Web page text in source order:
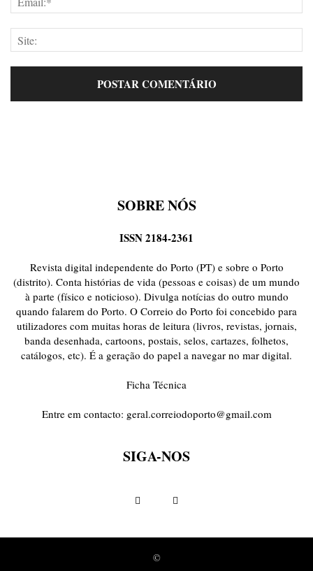
SOBRE NÓS
ISSN 2184-2361
Revista digital independente do Porto (PT) e sobre o Porto
(distrito). Conta histórias de vida (pessoas e coisas) de um mundo
à parte (físico e noticioso). Divulga notícias do outro mundo
quando falarem do Porto. O Correio do Porto foi concebido para
utilizadores com muitas horas de leitura (livros, revistas, jornais,
banda desenhada, cartoons, postais, selos, cartazes, folhetos,
catálogos, etc). É a geração do papel a navegar no mar digital.
Ficha Técnica
Entre em contacto: geral.correiodoporto@gmail.com
SIGA-NOS
©